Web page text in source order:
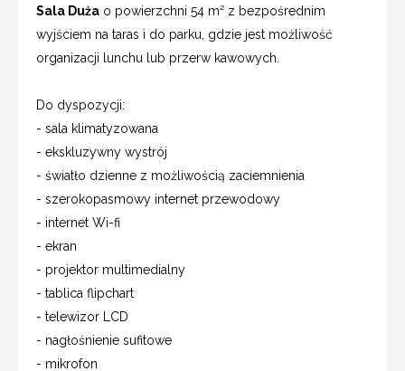
Sala Duża o powierzchni 54 m² z bezpośrednim
wyjściem na taras i do parku, gdzie jest możliwość
organizacji lunchu lub przerw kawowych.
Do dyspozycji:
- sala klimatyzowana
- ekskluzywny wystrój
- światło dzienne z możliwością zaciemnienia
- szerokopasmowy internet przewodowy
- internet Wi-fi
- ekran
- projektor multimedialny
- tablica flipchart
- telewizor LCD
- nagłośnienie sufitowe
- mikrofon